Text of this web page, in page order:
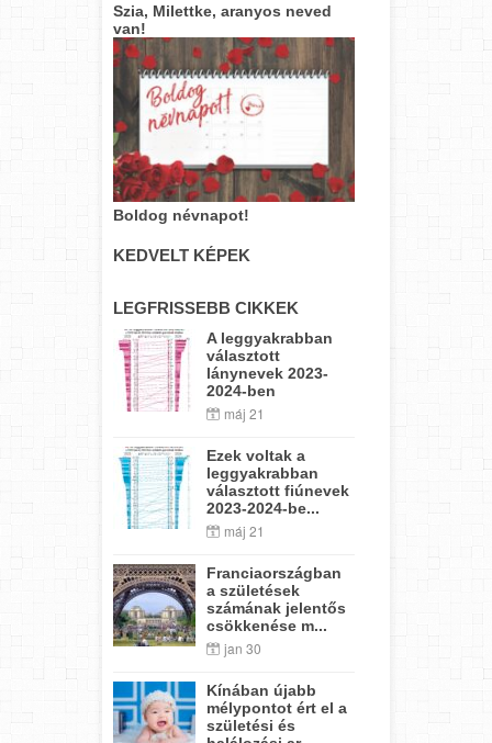
Szia, Milettke, aranyos neved
van!
Boldog névnapot!
KEDVELT KÉPEK
LEGFRISSEBB CIKKEK
A leggyakrabban
választott
lánynevek 2023-
2024-ben
máj 21
Ezek voltak a
leggyakrabban
választott fiúnevek
2023-2024-be...
máj 21
Franciaországban
a születések
számának jelentős
csökkenése m...
jan 30
Kínában újabb
mélypontot ért el a
születési és